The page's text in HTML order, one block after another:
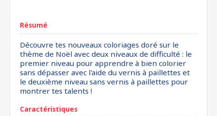
Résumé
Découvre tes nouveaux coloriages doré sur le
thème de Noël avec deux niveaux de difficulté : le
premier niveau pour apprendre à bien colorier
sans dépasser avec l'aide du vernis à paillettes et
le deuxième niveau sans vernis à paillettes pour
montrer tes talents !
Caractéristiques